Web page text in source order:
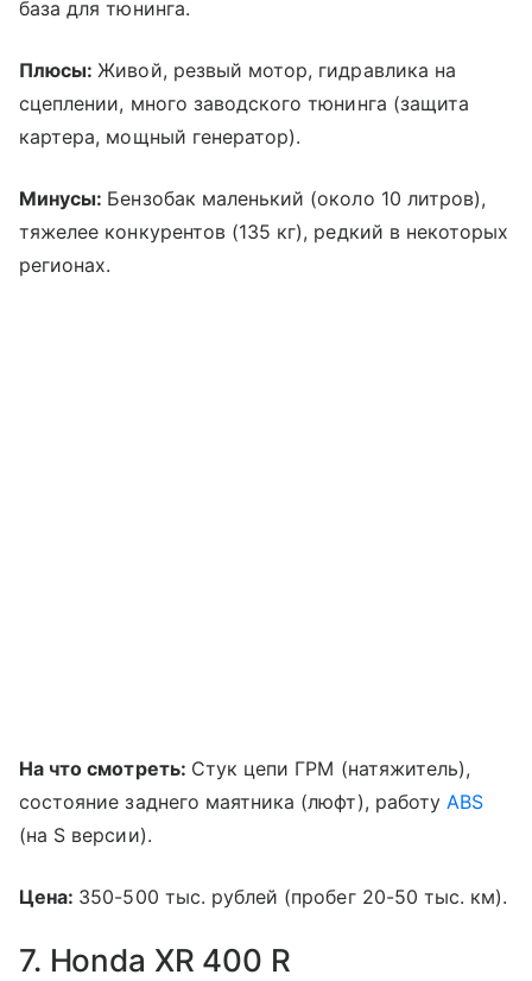
база для тюнинга.
Плюсы:Живой, резвый мотор, гидравлика на
сцеплении, много заводского тюнинга (защита
картера, мощный генератор).
Минусы: Бензобак маленький (около 10 литров),
тяжелее конкурентов (135 кг), редкий в некоторых
регионах.
На что смотреть: Стук цепи ГРМ (натяжитель),
состояние заднего маятника (люфт), работуABS
(на S версии).
Цена: 350-500 тыс. рублей (пробег 20-50 тыс. км).
7. Honda XR 400 R